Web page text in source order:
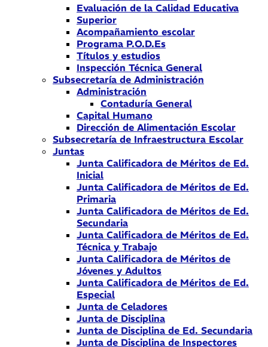
Evaluación de la Calidad Educativa
Superior
Acompañamiento escolar
Programa P.O.D.Es
Títulos y estudios
Inspección Técnica General
Subsecretaría de Administración
Administración
Contaduría General
Capital Humano
Dirección de Alimentación Escolar
Subsecretaría de Infraestructura Escolar
Juntas
Junta Calificadora de Méritos de Ed.
Inicial
Junta Calificadora de Méritos de Ed.
Primaria
Junta Calificadora de Méritos de Ed.
Secundaria
Junta Calificadora de Méritos de Ed.
Técnica y Trabajo
Junta Calificadora de Méritos de
Jóvenes y Adultos
Junta Calificadora de Méritos de Ed.
Especial
Junta de Celadores
Junta de Disciplina
Junta de Disciplina de Ed. Secundaria
Junta de Disciplina de Inspectores